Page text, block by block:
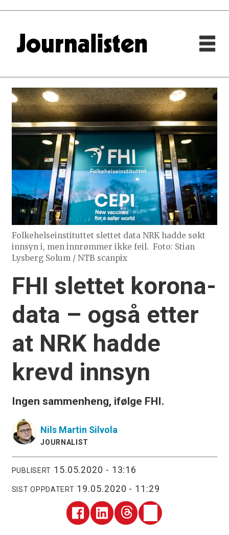
Folkehelseinstituttet slettet data NRK hadde søkt
innsyn i, men innrømmer ikke feil. Foto: Stian
Lysberg Solum / NTB scanpix
FHI slettet korona-
data – også etter
at NRK hadde
krevd innsyn
Ingen sammenheng, ifølge FHI.
Nils Martin Silvola
JOURNALIST
PUBLISERT 15.05.2020 - 13:16
SIST OPPDATERT 19.05.2020 - 11:29